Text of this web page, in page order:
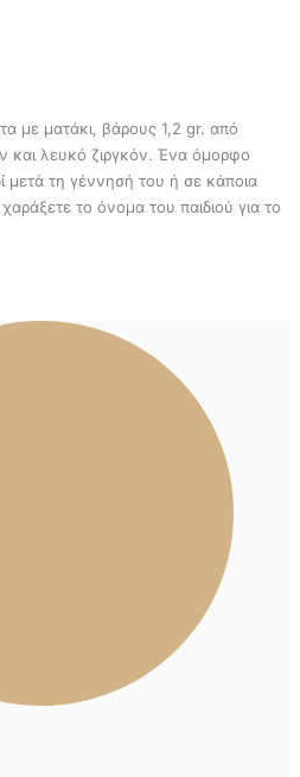
με ματάκι, βάρους 1,2 gr. από
και λευκό ζιργκόν. Ένα όμορφο
μετά τη γέννησή του ή σε κάποια
το όνομα του παιδιού για το